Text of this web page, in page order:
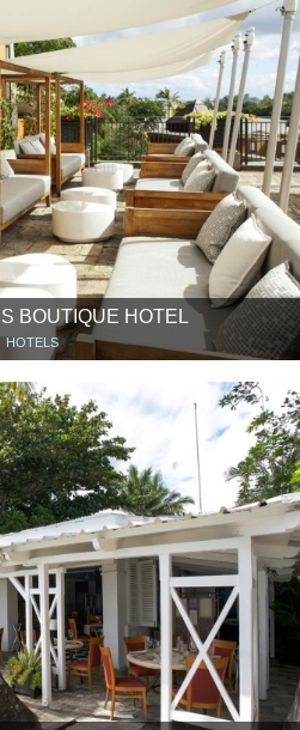
BOUTIQUE HOTEL
HOTELS